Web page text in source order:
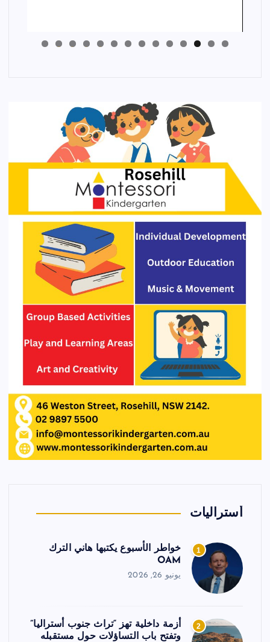
أستراليات
1
خواطر الأسبوع يكتبها هاني الترك
OAM
يونيو 26, 2026
2
أزمة داخلية تهز “تراث جنوب أستراليا”
وتفتح باب التساؤلات حول مستقبله